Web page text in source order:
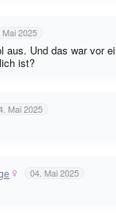
Mai 2025
aus. Und das war vor
ist?
Mai 2025
04. Mai 2025